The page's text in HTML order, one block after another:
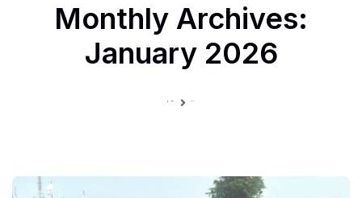
Monthly Archives:
January 2026